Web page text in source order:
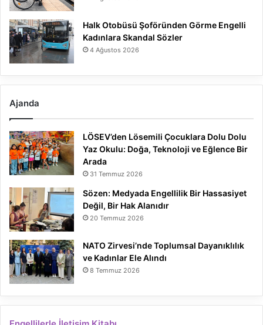
Halk Otobüsü Şoföründen Görme Engelli
Kadınlara Skandal Sözler
4 Ağustos 2026
Ajanda
LÖSEV’den Lösemili Çocuklara Dolu Dolu
Yaz Okulu: Doğa, Teknoloji ve Eğlence Bir
Arada
31 Temmuz 2026
Sözen: Medyada Engellilik Bir Hassasiyet
Değil, Bir Hak Alanıdır
20 Temmuz 2026
NATO Zirvesi’nde Toplumsal Dayanıklılık
ve Kadınlar Ele Alındı
8 Temmuz 2026